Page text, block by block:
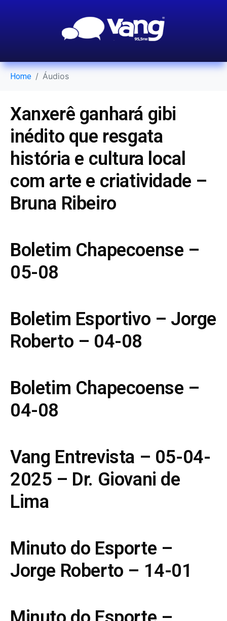
Home Áudios
Xanxerê ganhará gibi
inédito que resgata
história e cultura local
com arte e criatividade –
Bruna Ribeiro
Boletim Chapecoense –
05-08
Boletim Esportivo – Jorge
Roberto – 04-08
Boletim Chapecoense –
04-08
Vang Entrevista – 05-04-
2025 – Dr. Giovani de
Lima
Minuto do Esporte –
Jorge Roberto – 14-01